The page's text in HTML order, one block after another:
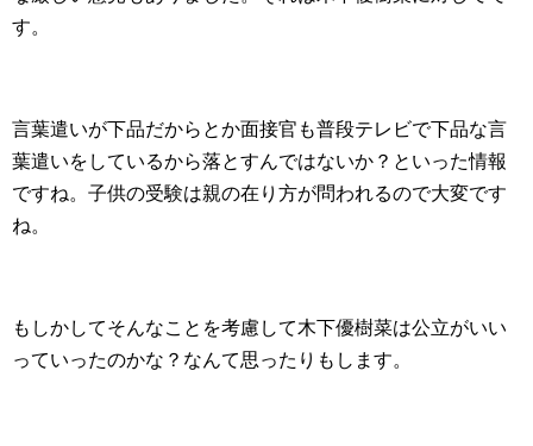
す。
言葉遣いが下品だからとか面接官も普段テレビで下品な言
葉遣いをしているから落とすんではないか？といった情報
ですね。子供の受験は親の在り方が問われるので大変です
ね。
もしかしてそんなことを考慮して木下優樹菜は公立がいい
っていったのかな？なんて思ったりもします。